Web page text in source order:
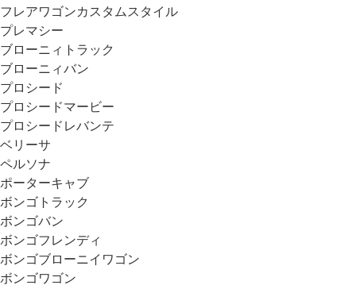
フレアワゴンカスタムスタイル
プレマシー
ブローニィトラック
ブローニィバン
プロシード
プロシードマービー
プロシードレバンテ
ベリーサ
ペルソナ
ポーターキャブ
ボンゴトラック
ボンゴバン
ボンゴフレンディ
ボンゴブローニイワゴン
ボンゴワゴン